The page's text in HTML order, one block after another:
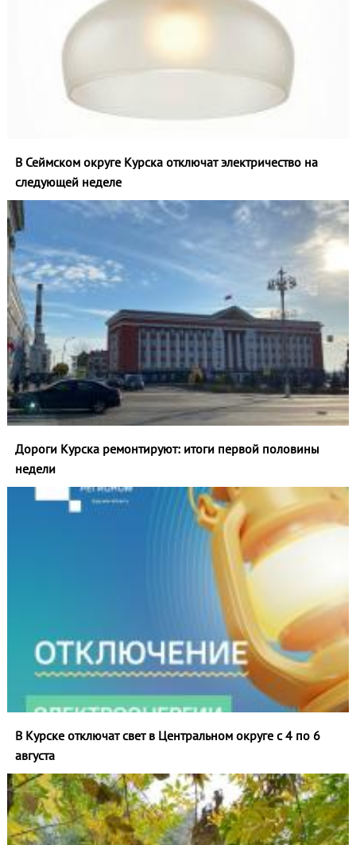
В Сеймском округе Курска отключат электричество на
следующей неделе
Дороги Курска ремонтируют: итоги первой половины
недели
В Курске отключат свет в Центральном округе с 4 по 6
августа